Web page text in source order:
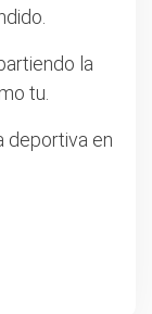
la
tu.
deportiva en